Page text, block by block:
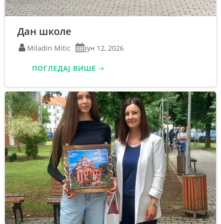
Дан школе
Miladin Mitic јун 12, 2026
ПОГЛЕДАЈ ВИШЕ